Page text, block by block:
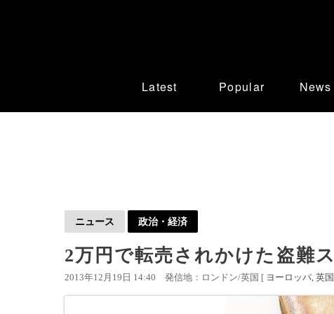
Latest Popular News
ニュース 政治・経済
2万円で転売されかけた盗難
2013年12月19日 14:40 発信地：ロンドン/英国 [ ヨーロッパ 英国